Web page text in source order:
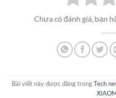
Chưa có đánh giá, bạn
Bài viết này được đăng trongTech